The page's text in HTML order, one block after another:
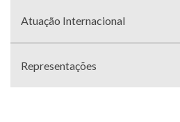
Atuação Internacional
Representações